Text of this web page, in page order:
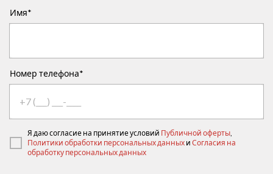
Имя*
Номер телефона*
Я даю согласие на принятие условий Публичной оферты,
Политики обработки персональных данных и Согласия на
обработку персональных данных